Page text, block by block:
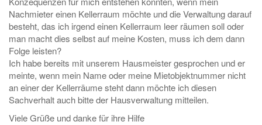
Nachmieter einen Kellerraum möchte und die Verwaltung darauf
besteht, das ich irgend einen Kellerraum leer räumen soll oder
man macht dies selbst auf meine Kosten, muss ich dem dann
Folge leisten?
Ich habe bereits mit unserem Hausmeister gesprochen und er
meinte, wenn mein Name oder meine Mietobjektnummer nicht
an einer der Kellerräume steht dann möchte ich diesen
Sachverhalt auch bitte der Hausverwaltung mitteilen.
Viele Grüße und danke für ihre Hilfe